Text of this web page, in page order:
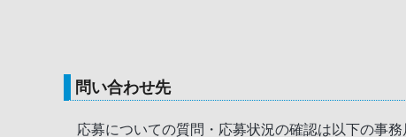
問い合わせ先
応募についての質問・応募状況の確認は以下の事務